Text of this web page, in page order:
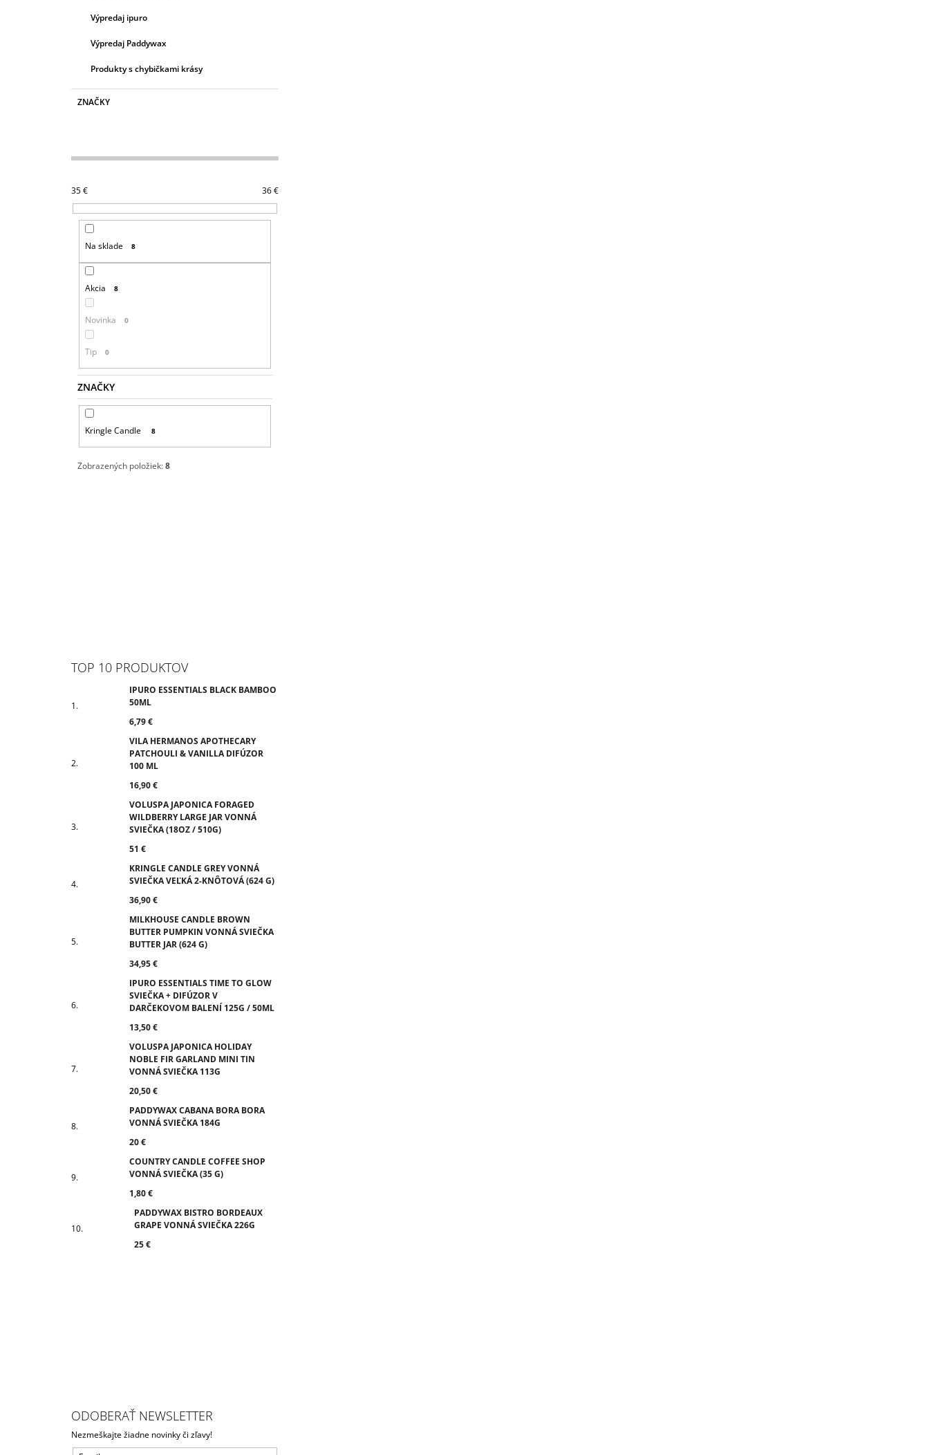
Výpredaj ipuro
Výpredaj Paddywax
Produkty s chybičkami krásy
ZNAČKY
35€ 36€
Na sklade 8
Akcia 8
Novinka 0
Tip 0
ZNAČKY
Kringle Candle 8
Zobrazených položiek:8
TOP 10 PRODUKTOV
IPURO ESSENTIALS BLACK BAMBOO
50ML
6,79 €
VILA HERMANOS APOTHECARY
PATCHOULI & VANILLA DIFÚZOR
100 ML
16,90 €
VOLUSPA JAPONICA FORAGED
WILDBERRY LARGE JAR VONNÁ
SVIEČKA (18OZ / 510G)
51 €
KRINGLE CANDLE GREY VONNÁ
SVIEČKA VEĽKÁ 2-KNÔTOVÁ (624 G)
36,90 €
MILKHOUSE CANDLE BROWN
BUTTER PUMPKIN VONNÁ SVIEČKA
BUTTER JAR (624 G)
34,95 €
IPURO ESSENTIALS TIME TO GLOW
SVIEČKA + DIFÚZOR V
DARČEKOVOM BALENÍ 125G / 50ML
13,50 €
VOLUSPA JAPONICA HOLIDAY
NOBLE FIR GARLAND MINI TIN
VONNÁ SVIEČKA 113G
20,50 €
PADDYWAX CABANA BORA BORA
VONNÁ SVIEČKA 184G
20 €
COUNTRY CANDLE COFFEE SHOP
VONNÁ SVIEČKA (35 G)
1,80 €
PADDYWAX BISTRO BORDEAUX
GRAPE VONNÁ SVIEČKA 226G
25 €
ODOBERAŤ NEWSLETTER
Nezmeškajte žiadne novinky či zľavy!